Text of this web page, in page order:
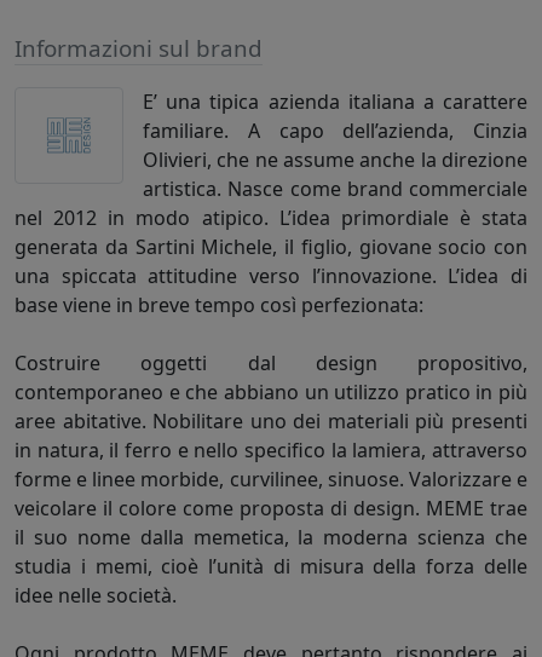
Informazioni sul brand
E’ una tipica azienda italiana a carattere
familiare. A capo dell’azienda, Cinzia
Olivieri, che ne assume anche la direzione
artistica. Nasce come brand commerciale
nel 2012 in modo atipico. L’idea primordiale è stata
generata da Sartini Michele, il figlio, giovane socio con
una spiccata attitudine verso l’innovazione. L’idea di
base viene in breve tempo così perfezionata:
Costruire oggetti dal design propositivo,
contemporaneo e che abbiano un utilizzo pratico in più
aree abitative. Nobilitare uno dei materiali più presenti
in natura, il ferro e nello specifico la lamiera, attraverso
forme e linee morbide, curvilinee, sinuose. Valorizzare e
veicolare il colore come proposta di design. MEME trae
il suo nome dalla memetica, la moderna scienza che
studia i memi, cioè l’unità di misura della forza delle
idee nelle società.